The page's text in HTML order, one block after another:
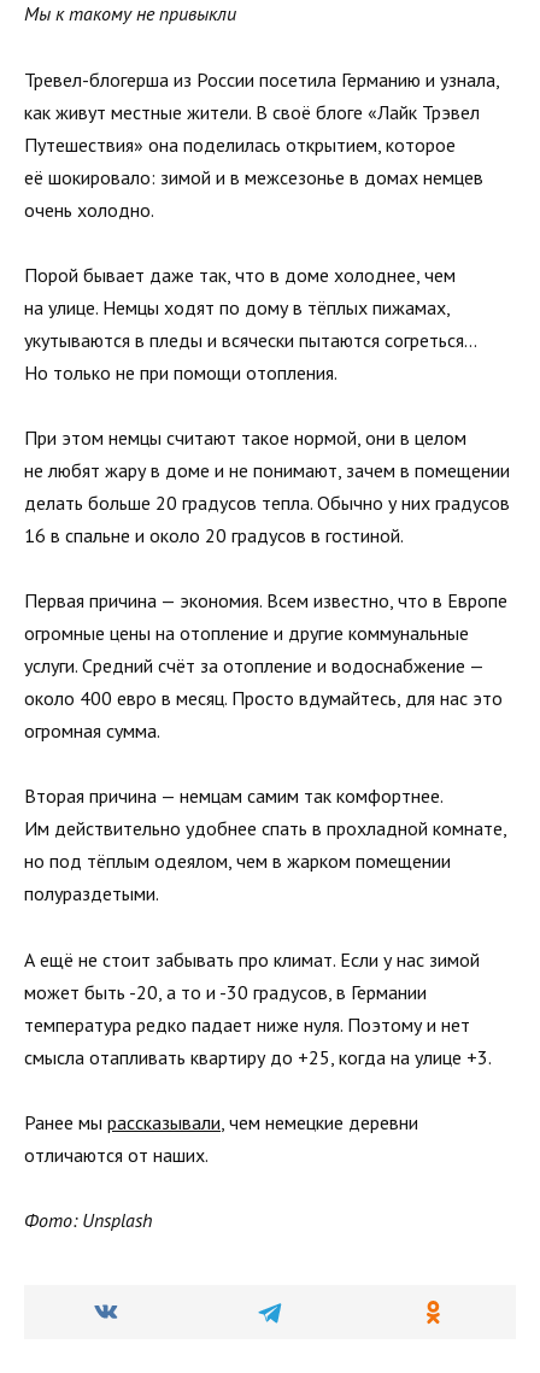
Мы к такому не привыкли
Тревел-блогерша из России посетила Германию и узнала,
как живут местные жители. В своё блоге «Лайк Трэвел
Путешествия» она поделилась открытием, которое
её шокировало: зимой и в межсезонье в домах немцев
очень холодно.
Порой бывает даже так, что в доме холоднее, чем
на улице. Немцы ходят по дому в тёплых пижамах,
укутываются в пледы и всячески пытаются согреться…
Но только не при помощи отопления.
При этом немцы считают такое нормой, они в целом
не любят жару в доме и не понимают, зачем в помещении
делать больше 20 градусов тепла. Обычно у них градусов
16 в спальне и около 20 градусов в гостиной.
Первая причина — экономия. Всем известно, что в Европе
огромные цены на отопление и другие коммунальные
услуги. Средний счёт за отопление и водоснабжение —
около 400 евро в месяц. Просто вдумайтесь, для нас это
огромная сумма.
Вторая причина — немцам самим так комфортнее.
Им действительно удобнее спать в прохладной комнате,
но под тёплым одеялом, чем в жарком помещении
полураздетыми.
А ещё не стоит забывать про климат. Если у нас зимой
может быть -20, а то и -30 градусов, в Германии
температура редко падает ниже нуля. Поэтому и нет
смысла отапливать квартиру до +25, когда на улице +3.
Ранее мы рассказывали , чем немецкие деревни
отличаются от наших.
Фото: Unsplash